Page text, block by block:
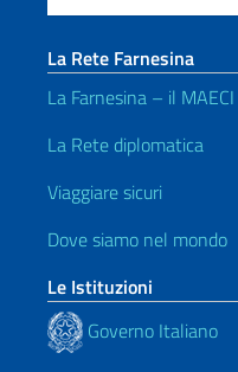
La Rete Farnesina
La Farnesina – il MAECI
La Rete diplomatica
Viaggiare sicuri
Dove siamo nel mondo
Le Istituzioni
Governo Italiano